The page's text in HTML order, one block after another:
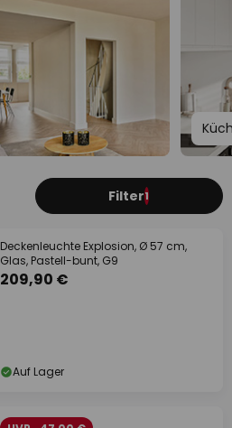
Filter1
Deckenleuchte Explosion, Ø 57 cm,
Glas, Pastell-bunt, G9
209,90 €
Auf Lager